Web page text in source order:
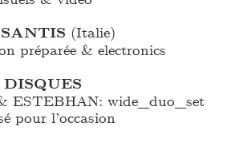
(Italie)
préparée & electronics
ESTEBHAN: wide_duo_set
pour l’occasion